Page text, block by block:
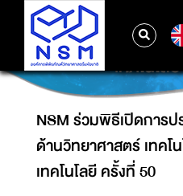
NSM ร่วมพิธีเปิดการป
ด้านวิทยาศาสตร์ เทคโ
เทคโนโล
NSM ร่วมพิธีเปิดการป
ด้านวิทยาศาสตร์ เทคโ
เทคโนโลยี ครั้งที่ 50